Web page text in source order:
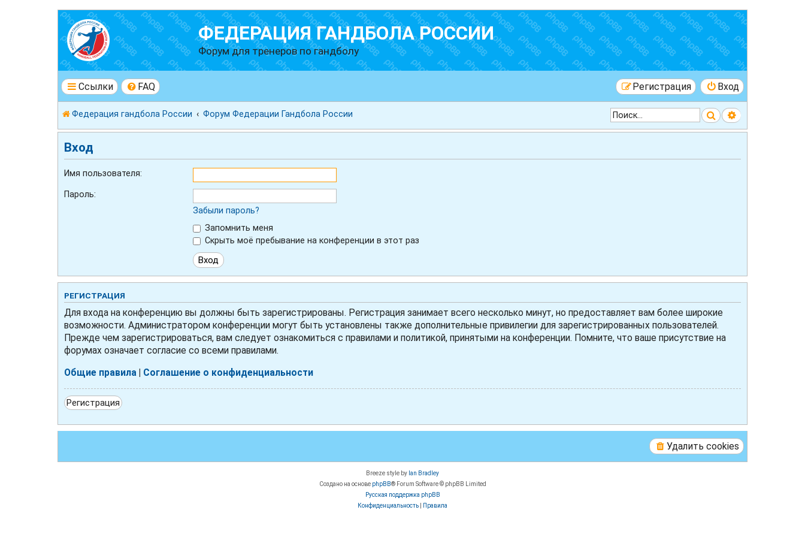
ФЕДЕРАЦИЯ ГАНДБОЛА РОССИИ
Форум для тренеров по гандболу
Ссылки FAQ Вход
Регистрация
Федерация гандбола России Форум Федерации Гандбола России ПоискРасширенный
Вход
Имя пользователя:
Пароль:
Забыли пароль?
Запомнить меня
Скрыть моё пребывание на конференции в этот раз
РЕГИСТРАЦИЯ
Для входа на конференцию вы должны быть зарегистрированы. Регистрация занимает всего несколько минут, но предоставляет вам более широкие
возможности. Администратором конференции могут быть установлены также дополнительные привилегии для зарегистрированных пользователей.
Прежде чем зарегистрироваться, вам следует ознакомиться с правилами и политикой, принятыми на конференции. Помните, что ваше присутствие на
форумах означает согласие со всеми правилами.
Общие правила Соглашение о конфиденциальности
Регистрация
Удалить cookies
Breeze style by Ian Bradley
Создано на основе phpBB® Forum Software © phpBB Limited
Русская поддержка phpBB
Конфиденциальность
Правила